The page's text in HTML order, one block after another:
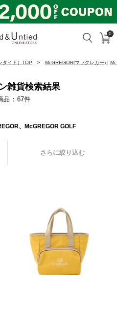
検索 カ
0
タイド）TOP McGREGOR(マックレガー) |
雑貨検索結果
品 67件
、McGREGOR GOLF
さらに絞り込む